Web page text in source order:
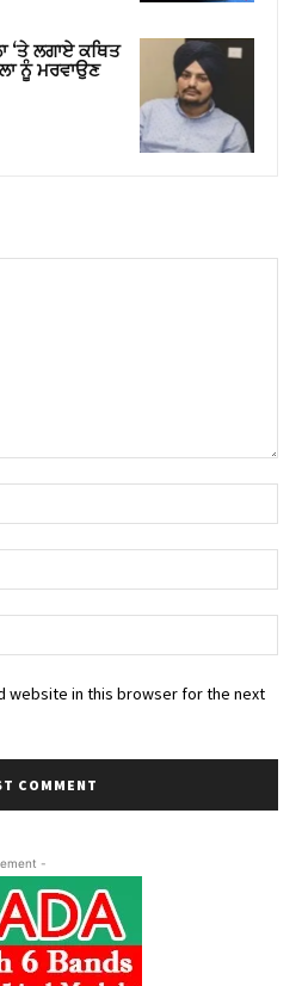
‘ਤੇ ਲਗਾਏ ਕਥਿਤ
ਨੂੰ ਮਰਵਾਉਣ
website in this browser for the next
-